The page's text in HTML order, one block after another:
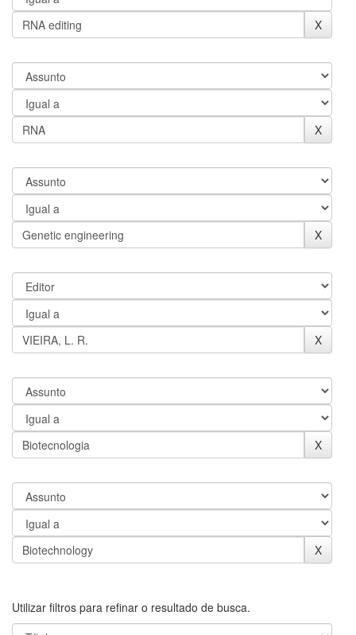
Utilizar filtros para refinar o resultado de busca.